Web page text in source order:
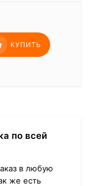
КУПИТЬ
по всей
в любую
же есть